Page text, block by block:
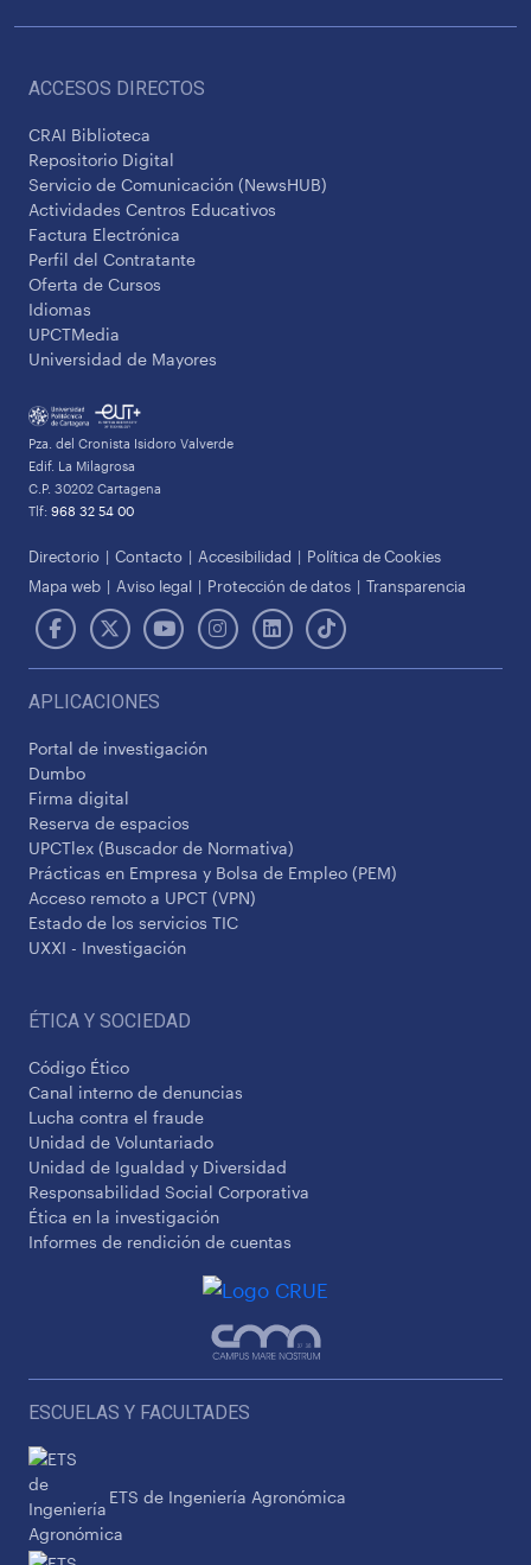
ACCESOS DIRECTOS
CRAI Biblioteca
Repositorio Digital
Servicio de Comunicación (NewsHUB)
Actividades Centros Educativos
Factura Electrónica
Perfil del Contratante
Oferta de Cursos
Idiomas
UPCTMedia
Universidad de Mayores
Pza. del Cronista Isidoro Valverde
Edif. La Milagrosa
C.P. 30202 Cartagena
Tlf: 968 32 54 00
Directorio Contacto Accesibilidad
Política de Cookies
Mapa web
Aviso legal Protección de datos Transparencia
APLICACIONES
Portal de investigación
Dumbo
Firma digital
Reserva de espacios
UPCTlex (Buscador de Normativa)
Prácticas en Empresa y Bolsa de Empleo (PEM)
Acceso remoto a UPCT (VPN)
Estado de los servicios TIC
UXXI - Investigación
ÉTICA Y SOCIEDAD
Código Ético
Canal interno de denuncias
Lucha contra el fraude
Unidad de Voluntariado
Unidad de Igualdad y Diversidad
Responsabilidad Social Corporativa
Ética en la investigación
Informes de rendición de cuentas
ESCUELAS Y FACULTADES
ETS de Ingeniería Agronómica